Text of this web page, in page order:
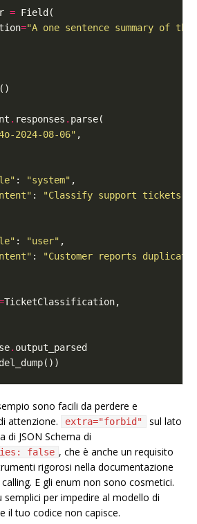
=
="A one sentence summary of
. responses .
2024-08-06"
: "system"
:
"Classify support tickets.
: "user"
:
"Customer reports
.
sono facili da perdere e
attenzione.
extra="forbid"
sul lato
di JSON Schema di
false , che è anche un requisito
rigorosi nella documentazione
E gli enum non sono cosmetici.
per impedire al modello di
il tuo codice non capisce.